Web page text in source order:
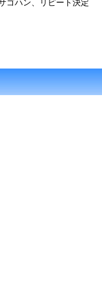
ゴハン、リピート決定